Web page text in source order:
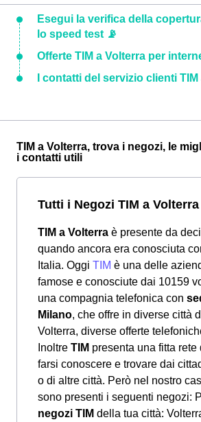
Esegui la verifica della
lo speed test 📡
Offerte TIM a Volterra per
I contatti del servizio clienti
TIM a Volterra, trova i negozi, le
i contatti utili
Tutti i Negozi TIM a Volterra
TIM a Volterra è presente da
quando ancora era conosciuta
Italia. Oggi TIM è una delle
famose e conosciute dai 10159
una compagnia telefonica con
Milano, che offre in diverse città
Volterra, diverse offerte
Inoltre TIM presenta una fitta
farsi conoscere e trovare dai
o di altre città. Però nel nostro
sono presenti i seguenti negozi:
negozi TIM della tua città: